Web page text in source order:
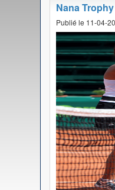
Nana
Publié le 11-04-